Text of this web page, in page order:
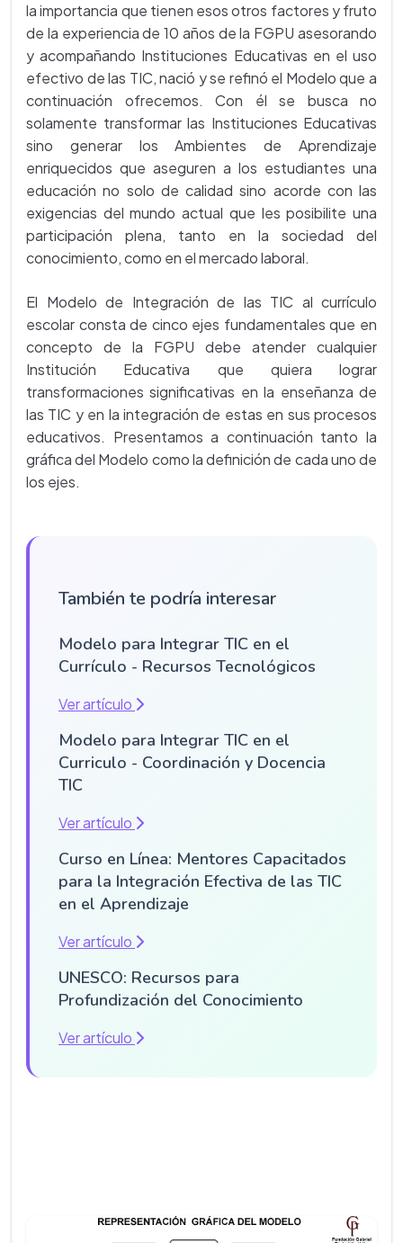
la importancia que tienen esos otros factores y fruto
de la experiencia de 10 años de la FGPU asesorando
y acompañando Instituciones Educativas en el uso
efectivo de las TIC, nació y se refinó el Modelo que a
continuación ofrecemos. Con él se busca no
solamente transformar las Instituciones Educativas
sino generar los Ambientes de Aprendizaje
enriquecidos que aseguren a los estudiantes una
educación no solo de calidad sino acorde con las
exigencias del mundo actual que les posibilite una
participación plena, tanto en la sociedad del
conocimiento, como en el mercado laboral.
El Modelo de Integración de las TIC al currículo
escolar consta de cinco ejes fundamentales que en
concepto de la FGPU debe atender cualquier
Institución Educativa que quiera lograr
transformaciones significativas en la enseñanza de
las TIC y en la integración de estas en sus procesos
educativos. Presentamos a continuación tanto la
gráfica del Modelo como la definición de cada uno de
los ejes.
También te podría interesar
Modelo para Integrar TIC en el
Currículo - Recursos Tecnológicos
Ver artículo
Modelo para Integrar TIC en el
Curriculo - Coordinación y Docencia
TIC
Ver artículo
Curso en Línea: Mentores Capacitados
para la Integración Efectiva de las TIC
en el Aprendizaje
Ver artículo
UNESCO: Recursos para
Profundización del Conocimiento
Ver artículo